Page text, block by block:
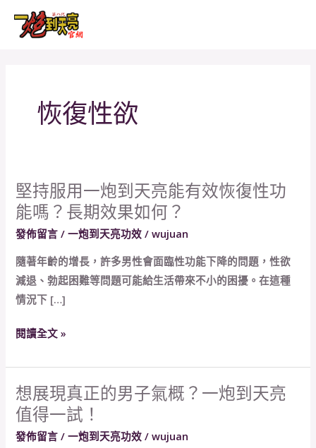
恢復性欲
堅持服用一炮到天亮能有效恢復性功
能嗎？長期效果如何？
發佈留言 /一炮到天亮功效 /wujuan
隨著年齡的增長，許多男性會面臨性功能下降的問題，性欲
減退、勃起困難等問題可能給生活帶來不小的困擾。在這種
情況下 […]
堅
持
服
一
炮
到
亮
效
恢
復
閱讀全文 »
想展現真正的男子氣概？一炮到天亮
值得一試！
發佈留言 /一炮到天亮功效 /wujuan
想
展
現